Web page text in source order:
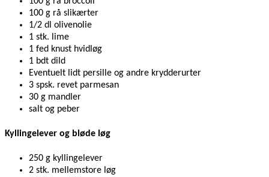
100 g rå slikærter
1/2 dl olivenolie
1 stk. lime
1 fed knust hvidløg
1 bdt dild
Eventuelt lidt persille og andre krydderurter
3 spsk. revet parmesan
30 g mandler
salt og peber
Kyllingelever og bløde løg
250 g kyllingelever
2 stk. mellemstore løg